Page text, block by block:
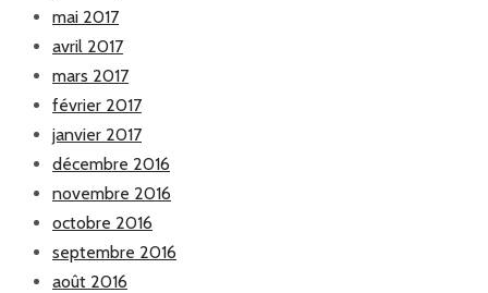
mai 2017
avril 2017
mars 2017
février 2017
janvier 2017
décembre 2016
novembre 2016
octobre 2016
septembre 2016
août 2016